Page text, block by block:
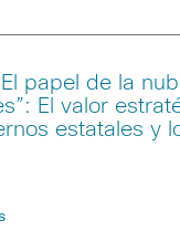
papel de la
El valor
estatales y